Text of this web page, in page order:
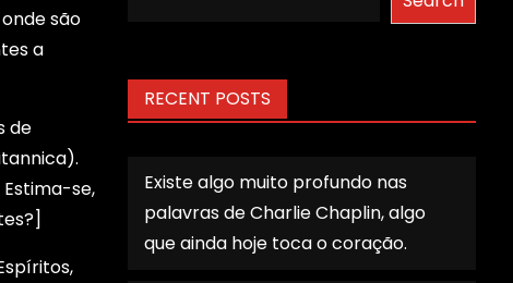
são
a
de
se,
RECENT POSTS
Existe algo muito profundo nas
palavras de Charlie Chaplin, algo
que ainda hoje toca o coração.